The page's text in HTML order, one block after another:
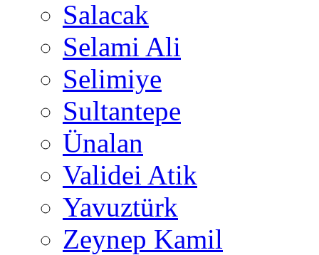
Salacak
Selami Ali
Selimiye
Sultantepe
Ünalan
Validei Atik
Yavuztürk
Zeynep Kamil